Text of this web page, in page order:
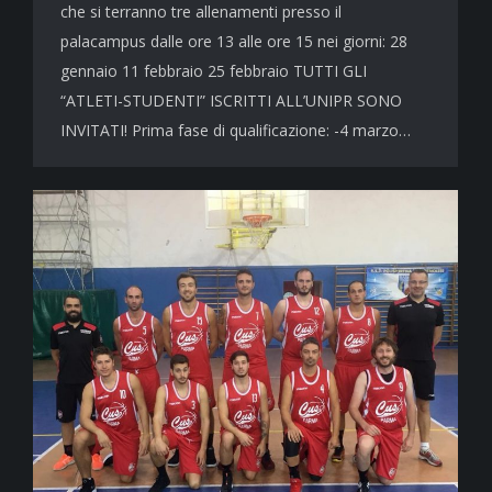
che si terranno tre allenamenti presso il
palacampus dalle ore 13 alle ore 15 nei giorni: 28
gennaio 11 febbraio 25 febbraio TUTTI GLI
“ATLETI-STUDENTI” ISCRITTI ALL’UNIPR SONO
INVITATI! Prima fase di qualificazione: -4 marzo…